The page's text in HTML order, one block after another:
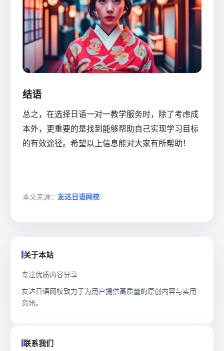
结语
总之，在选择日语一对一教学服务时，除了考虑成
本外，更重要的是找到能够帮助自己实现学习目标
的有效途径。希望以上信息能对大家有所帮助！
本文来源： 友达日语网校
关于本站
专注优质内容分享
友达日语网校致力于为用户提供高质量的原创内容与实用
资讯。
联系我们